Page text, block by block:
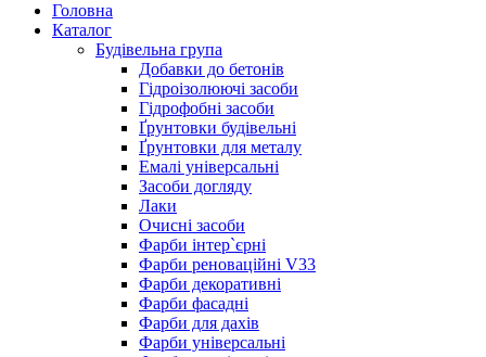
Головна
Каталог
Будівельна група
Добавки до бетонів
Гідроізолюючі засоби
Гідрофобні засоби
Ґрунтовки будівельні
Ґрунтовки для металу
Емалі універсальні
Засоби догляду
Лаки
Очисні засоби
Фарби інтер`єрні
Фарби реноваційні V33
Фарби декоративні
Фарби фасадні
Фарби для дахів
Фарби універсальні